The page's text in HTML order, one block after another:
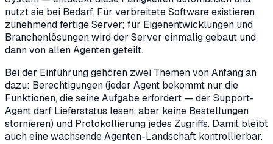
nutzt sie bei Bedarf. Für verbreitete Software existieren
zunehmend fertige Server; für Eigenentwicklungen und
Branchenlösungen wird der Server einmalig gebaut und
dann von allen Agenten geteilt.
Bei der Einführung gehören zwei Themen von Anfang an
dazu: Berechtigungen (jeder Agent bekommt nur die
Funktionen, die seine Aufgabe erfordert — der Support-
Agent darf Lieferstatus lesen, aber keine Bestellungen
stornieren) und Protokollierung jedes Zugriffs. Damit bleibt
auch eine wachsende Agenten-Landschaft kontrollierbar.